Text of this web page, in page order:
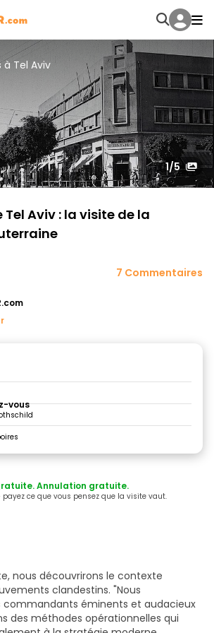
à Tel Aviv
1/5
Tel Aviv : la visite de la
7 Commentaires
vous
Annulation gratuite.
payez ce que vous pensez que la visite vaut.
nous découvrirons le contexte
clandestins. "Nous
commandants éminents et audacieux
des méthodes opérationnelles qui